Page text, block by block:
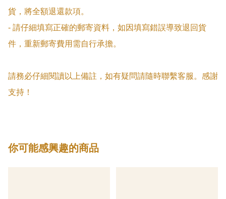
貨，將全額退還款項。
- 請仔細填寫正確的郵寄資料，如因填寫錯誤導致退回貨
件，重新郵寄費用需自行承擔。
請務必仔細閱讀以上備註，如有疑問請隨時聯繫客服。感謝
支持！
你可能感興趣的商品